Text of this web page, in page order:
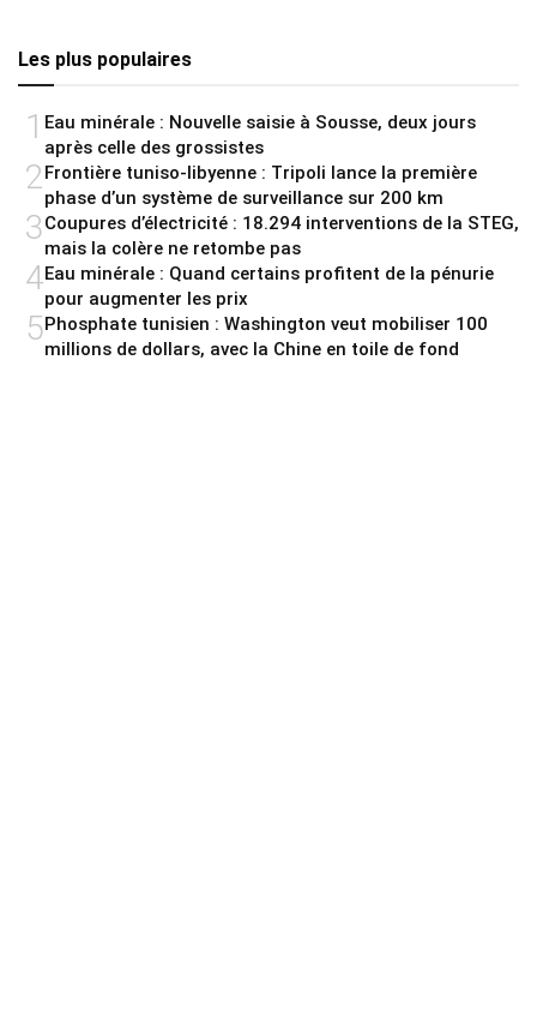
Les plus populaires
1 Eau minérale : Nouvelle saisie à Sousse, deux jours
après celle des grossistes
2 Frontière tuniso-libyenne : Tripoli lance la première
phase d’un système de surveillance sur 200 km
3Coupures d’électricité : 18.294 interventions de la STEG,
mais la colère ne retombe pas
4Eau minérale : Quand certains profitent de la pénurie
pour augmenter les prix
5Phosphate tunisien : Washington veut mobiliser 100
millions de dollars, avec la Chine en toile de fond